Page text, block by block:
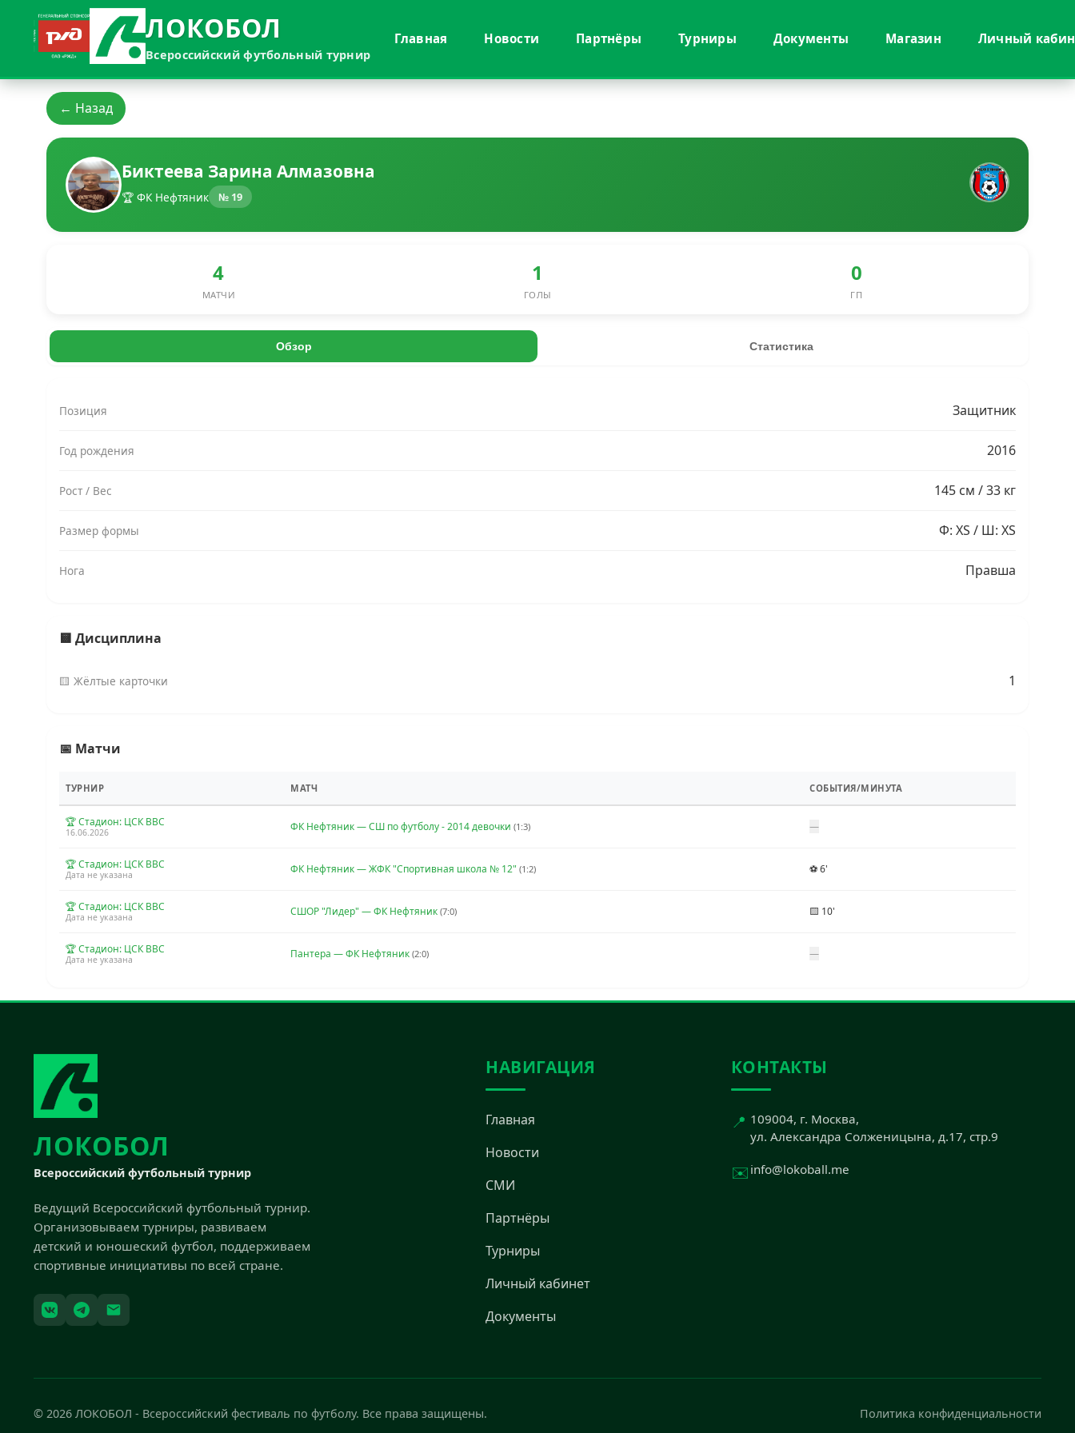
ЛОКОБОЛ
Всероссийский футбольный турнир
Главная Новости Партнёры Турниры Документы Магазин Личный
← Назад
Биктеева Зарина Алмазовна
🏆 ФК Нефтяник № 19
4
МАТЧИ
1
ГОЛЫ
0
ГП
Обзор Статистика
Позиция Защитник
Год рождения 2016
Рост / Вес 145 см / 33 кг
Размер формы Ф: XS / Ш: XS
Нога Правша
🟨 Дисциплина
🟨 Жёлтые карточки 1
📅 Матчи
ТУРНИР МАТЧ СОБЫТИЯ/МИНУТА
🏆 Стадион: ЦСК ВВС
16.06.2026 ФК Нефтяник — СШ по футболу - 2014 девочки (1:3) —
🏆 Стадион: ЦСК ВВС
Дата не указана ФК Нефтяник — ЖФК "Спортивная школа № 12" (1:2) ⚽ 6'
🏆 Стадион: ЦСК ВВС
Дата не указана СШОР "Лидер" — ФК Нефтяник (7:0) 🟨 10'
🏆 Стадион: ЦСК ВВС
Дата не указана Пантера — ФК Нефтяник (2:0) —
ЛОКОБОЛ
Всероссийский футбольный турнир
Ведущий Всероссийский футбольный турнир.
Организовываем турниры, развиваем
детский и юношеский футбол, поддерживаем
спортивные инициативы по всей стране.
НАВИГАЦИЯ
Главная
Новости
СМИ
Партнёры
Турниры
Личный кабинет
Документы
КОНТАКТЫ
📍 109004, г. Москва,
ул. Александра Солженицына, д.17, стр.9
✉️ info@lokoball.me
© 2026 ЛОКОБОЛ - Всероссийский фестиваль по футболу. Все права защищены. Политика конфиденциальности